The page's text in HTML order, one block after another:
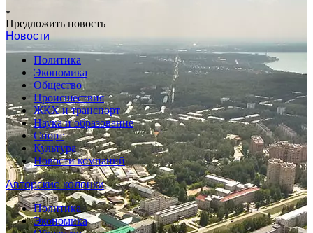
Предложить новость
Новости
Политика
Экономика
Общество
Происшествия
ЖКХ и транспорт
Наука и образование
Спорт
Культура
Новости компаний
Авторские колонки
Политика
Экономика